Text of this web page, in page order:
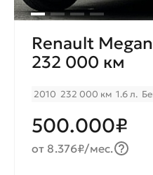
Renault
232 000 км
2010 232 000 км 1.6 л.
500.000₽
от 8.376₽/мес.